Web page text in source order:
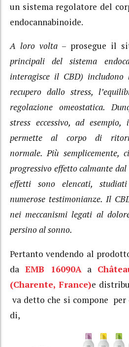
un sistema regolatore del
endocannabinoide.
A loro volta – prosegue il
principali del sistema
interagisce il CBD)
recupero dallo stress,
regolazione omeostatica.
stress eccessivo, ad
permette al corpo di
normale. Più semplicemente,
progressivo effetto calmante
effetti sono elencati,
numerose testimonianze. Il
nei meccanismi legati al
persino al sonno.
Pertanto vendendo al
da EMB 16090A a
(Charente, France)e
va detto che si compone
di,